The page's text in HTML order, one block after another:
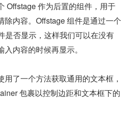
Offstage 作为后置的组件，用于
除内容。Offstage 组件是通过一个
是否显示，这样我们可以在没有
内容的时候再显示。
了一个方法获取通用的文本框，
包裹以控制边距和文本框下的